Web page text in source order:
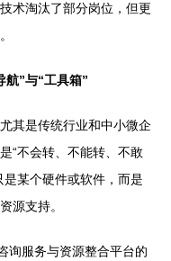
术淘汰了部分岗位，但更
航”与“工具箱”
其是传统行业和中小微企
“不会转、不能转、不敢
某个硬件或软件，而是
源支持。
询服务与资源整合平台的